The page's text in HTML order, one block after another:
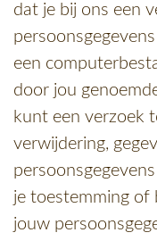
dat je bij ons een
een
door jou
kunt een verzoek
verwijdering,
je toestemming of
jouw